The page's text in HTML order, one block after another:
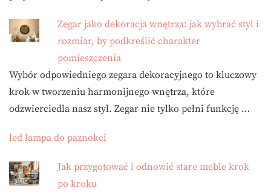
Zegar jako dekoracja wnętrza: jak wybrać styl i
rozmiar, by podkreślić charakter
pomieszczenia
Wybór odpowiedniego zegara dekoracyjnego to kluczowy
krok w tworzeniu harmonijnego wnętrza, które
odzwierciedla nasz styl. Zegar nie tylko pełni funkcję …
led lampa do paznokci
Jak przygotować i odnowić stare meble krok
po kroku